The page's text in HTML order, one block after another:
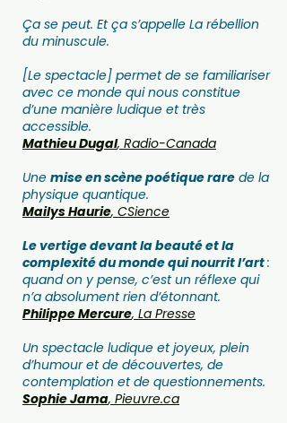
Ça se peut. Et ça s’appelle La rébellion
du minuscule.
[Le spectacle] permet de se familiariser
avec ce monde qui nous constitue
d’une manière ludique et très
accessible.
Mathieu Dugal, Radio-Canada
Une mise en scène poétique rare de la
physique quantique.
Mailys Haurie, CSience
Le vertige devant la beauté et la
complexité du monde qui nourrit l’art:
quand on y pense, c’est un réflexe qui
n’a absolument rien d’étonnant.
Philippe Mercure, La Presse
Un spectacle ludique et joyeux, plein
d’humour et de découvertes, de
contemplation et de questionnements.
Sophie Jama, Pieuvre.ca